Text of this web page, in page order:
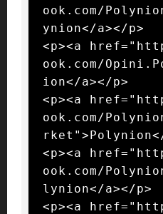
ook.com/
ynion</a></p>
<p><a
ook.com/
ion</a></p>
<p><a
ook.com/
<p><a
ook.com/
lynion</a></p>
<p><a